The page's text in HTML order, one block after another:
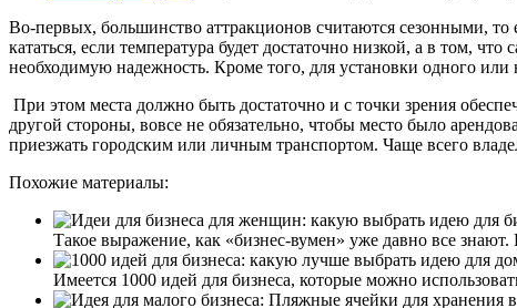
Во-первых, большинство аттракционов считаются сезонными, то
кататься, если температура будет достаточно низкой, а в том,
необходимую надежность. Кроме того, для установки одного или
При этом места должно быть достаточно и с точки зрения
другой стороны, вовсе не обязательно, чтобы место было
приезжать городским или личным транспортом. Чаще всего
Похожие материалы:
Такое выражение, как «бизнес-вумен» уже давно все
Имеется 1000 идей для бизнеса, которые можно